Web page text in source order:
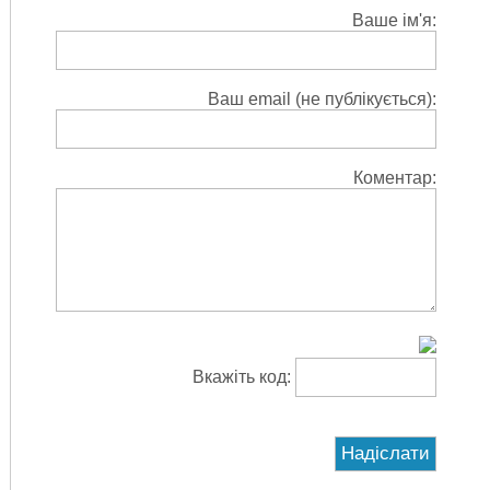
Ваше ім'я:
Ваш email (не публікується):
Коментар:
Вкажіть код: